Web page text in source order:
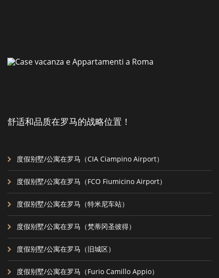
舒适和品质在罗马的战略位置！
度假别墅/公寓在罗马（CIA Ciampino Airport）
度假别墅/公寓在罗马（FCO Fiumicino Airport）
度假别墅/公寓在罗马（特米尼车站）
度假别墅/公寓在罗马（梵蒂冈圣彼得）
度假别墅/公寓在罗马（旧城区）
度假别墅/公寓在罗马（Furio Camillo Appio）